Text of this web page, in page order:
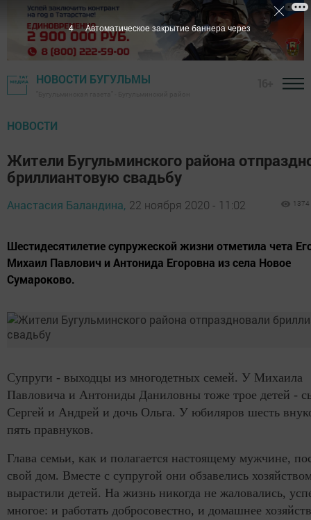
НОВОСТИ БУГУЛЬМЫ
НОВОСТИ
Жители Бугульминского района
бриллиантовую свадьбу
Анастасия Баландина, 22 ноября 2020 - 11:02 1374
Шестидесятилетие супружеской жизни отметила чета
Михаил Павлович и Антонида Егоровна из села Новое
Сумароково.
Супруги - выходцы из многодетных семей. У Михаила
Павловича и Антониды Даниловны тоже трое детей -
Сергей и Андрей и дочь Ольга. У юбиляров шесть
пять правнуков.
Глава семьи, как и полагается настоящему мужчине,
свой дом. Вместе с супругой они обзавелись
вырастили детей. На жизнь никогда не жаловались,
многое: и работать добросовестно, и домашнее
3 Автоматическое закрытие баннера через